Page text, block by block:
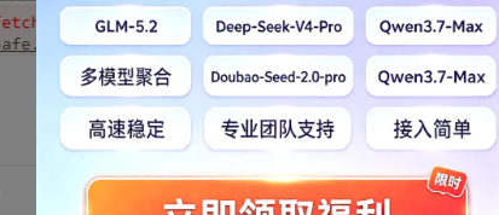
转发到动态 举报